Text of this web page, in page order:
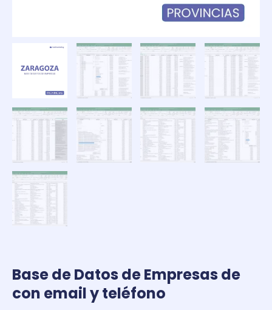
Base de Datos de Empresas de
con email y teléfono